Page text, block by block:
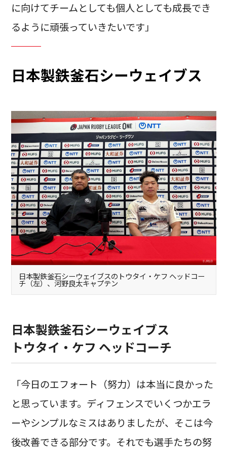
に向けてチームとしても個人としても成長でき
るように頑張っていきたいです」
日本製鉄釜石シーウェイブス
日本製鉄釜石シーウェイブスのトウタイ・ケフ ヘッドコー
チ（左）、河野良太キャプテン
日本製鉄釜石シーウェイブス
トウタイ・ケフ ヘッドコーチ
「今日のエフォート（努力）は本当に良かった
と思っています。ディフェンスでいくつかエラ
ーやシンプルなミスはありましたが、そこは今
後改善できる部分です。それでも選手たちの努